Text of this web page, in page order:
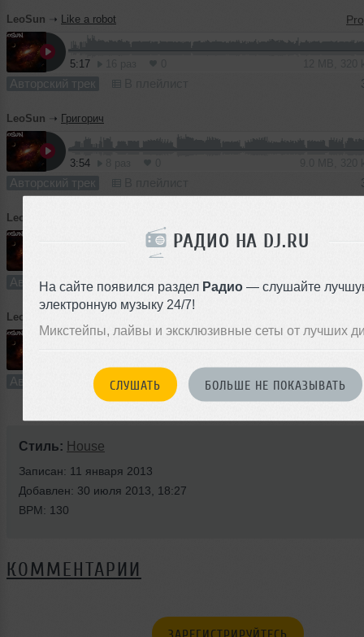
РАДИО НА DJ.RU
На сайте появился раздел Радио — слушайте
электронную музыку 24/7!
Микстейпы, лайвы и эксклюзивные сеты от лучших
СЛУШАТЬ БОЛЬШЕ НЕ ПОКАЗЫВАТЬ
LeoSun ➝ Like a robot
5:17
Авторский трек
LeoSun ➝ Григорич
3:54
Авторский трек
LeoSun
Авторский трек В плейлист
LeoSun
Авторский трек В плейлист
Стиль: House
Записан: 11 января 2013
Добавлен: 30 июля 2013, 18:27
BPM: 130
КОММЕНТАРИИ